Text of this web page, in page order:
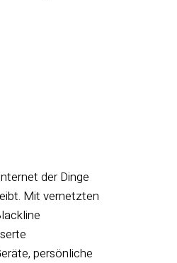
der Dinge
Mit vernetzten
persönliche